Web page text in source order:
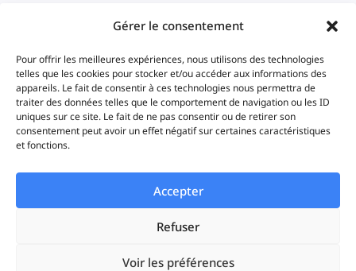
Gérer le consentement
Pour offrir les meilleures expériences, nous utilisons des technologies
telles que les cookies pour stocker et/ou accéder aux informations des
appareils. Le fait de consentir à ces technologies nous permettra de
traiter des données telles que le comportement de navigation ou les ID
uniques sur ce site. Le fait de ne pas consentir ou de retirer son
consentement peut avoir un effet négatif sur certaines caractéristiques
et fonctions.
Accepter
Refuser
Voir les préférences
Ciblage
Timeline
Statistiques
iAds